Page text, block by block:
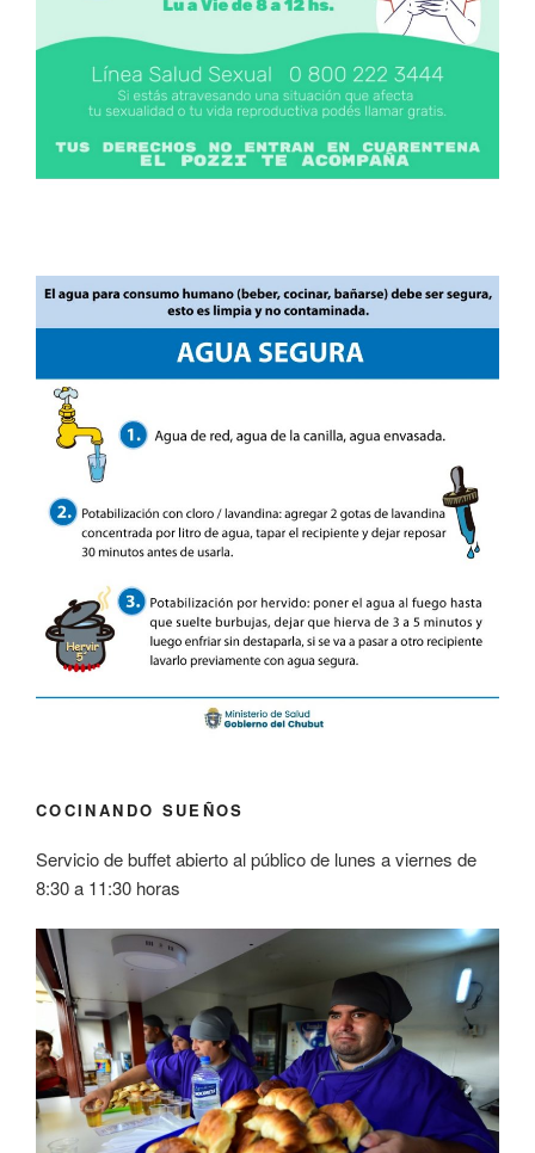
COCINANDO SUEÑOS
Servicio de buffet abierto al público de lunes a viernes de
8:30 a 11:30 horas